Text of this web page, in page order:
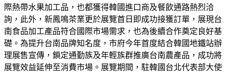
際熱帶水果加工品，也都獲得韓國進口商及餐飲通路熱烈洽
詢，此外，新鳳鳴茶業更於展覽首日即成功接獲訂單，展現台
南食品加工產品符合國際市場需求，也為後續合作奠定良好基
礎。為提升台南品牌知名度，市府今年首度結合韓國地鐵站辦
理展售宣傳，鎖定通勤族及年輕族群推廣台南農產品，成功將
展覽效益延伸至消費市場。展覽期間，駐韓國台北代表部大使